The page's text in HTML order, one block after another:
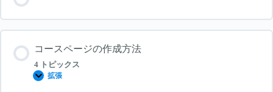
コースページの作成方法
4 トピックス
拡張
コ